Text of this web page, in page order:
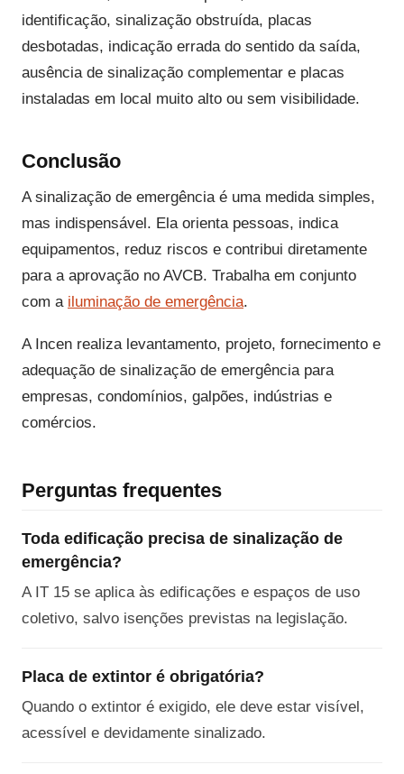
identificação, sinalização obstruída, placas
desbotadas, indicação errada do sentido da saída,
ausência de sinalização complementar e placas
instaladas em local muito alto ou sem visibilidade.
Conclusão
A sinalização de emergência é uma medida simples,
mas indispensável. Ela orienta pessoas, indica
equipamentos, reduz riscos e contribui diretamente
para a aprovação no AVCB. Trabalha em conjunto
com a iluminação de emergência.
A Incen realiza levantamento, projeto, fornecimento e
adequação de sinalização de emergência para
empresas, condomínios, galpões, indústrias e
comércios.
Perguntas frequentes
Toda edificação precisa de sinalização de
emergência?
A IT 15 se aplica às edificações e espaços de uso
coletivo, salvo isenções previstas na legislação.
Placa de extintor é obrigatória?
Quando o extintor é exigido, ele deve estar visível,
acessível e devidamente sinalizado.